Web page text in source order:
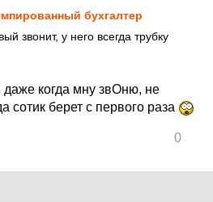
бухгалтер
звонит, у него всегда трубку
даже когда мну звОню, не
сотик берет с первого раза
0